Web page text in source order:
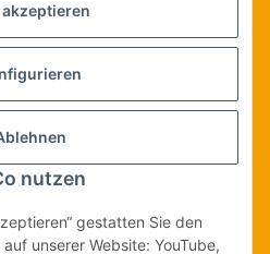
nutzen
gestatten Sie den
unserer Website: YouTube,